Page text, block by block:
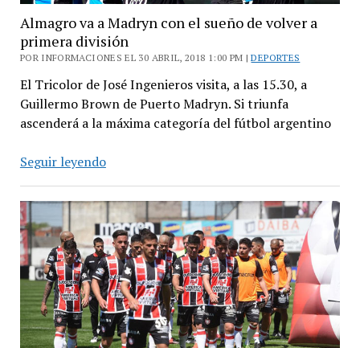
Almagro va a Madryn con el sueño de volver a
primera división
POR INFORMACIONES EL 30 ABRIL, 2018 1:00 PM |DEPORTES
El Tricolor de José Ingenieros visita, a las 15.30, a
Guillermo Brown de Puerto Madryn. Si triunfa
ascenderá a la máxima categoría del fútbol argentino
Seguir leyendoAlmagro
a
Madryn
con
el
sueño
de
volver
a